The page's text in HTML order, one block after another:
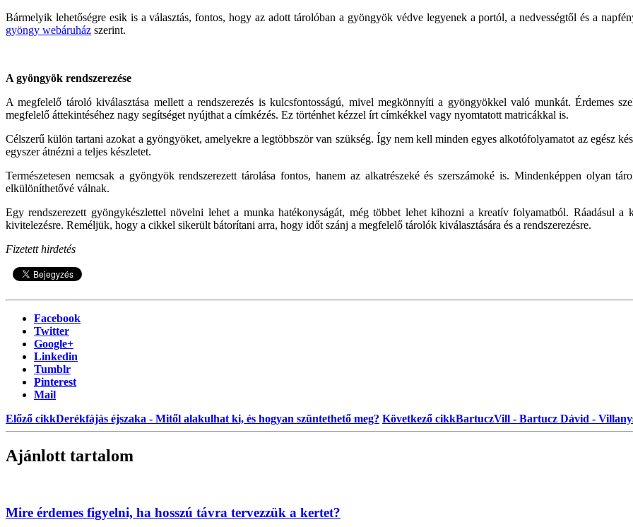
Bármelyik lehetőségre esik is a választás, fontos, hogy az adott tárolóban a gyöngyök védve legyenek a portól, a nedvességtől és a
gyöngy webáruház szerint.
A gyöngyök rendszerezése
A megfelelő tároló kiválasztása mellett a rendszerezés is kulcsfontosságú, mivel megkönnyíti a gyöngyökkel való munkát. Érdemes
megfelelő áttekintéséhez nagy segítséget nyújthat a címkézés. Ez történhet kézzel írt címkékkel vagy nyomtatott matricákkal is.
Célszerű külön tartani azokat a gyöngyöket, amelyekre a legtöbbször van szükség. Így nem kell minden egyes alkotófolyamatot az egész
egyszer átnézni a teljes készletet.
Természetesen nemcsak a gyöngyök rendszerezett tárolása fontos, hanem az alkatrészeké és szerszámoké is. Mindenképpen olyan
elkülöníthetővé válnak.
Egy rendszerezett gyöngykészlettel növelni lehet a munka hatékonyságát, még többet lehet kihozni a kreatív folyamatból. Ráadásul a
kivitelezésre. Reméljük, hogy a cikkel sikerült bátorítani arra, hogy időt szánj a megfelelő tárolók kiválasztására és a rendszerezésre.
Fizetett hirdetés
Facebook
Twitter
Google+
Linkedin
Tumblr
Pinterest
Mail
Előző cikkDerékfájás éjszaka - Mitől alakulhat ki, és hogyan szüntethető meg? Következő cikkBartuczVill - Bartucz Dávid -
Ajánlott tartalom
Mire érdemes figyelni, ha hosszú távra tervezzük a kertet?